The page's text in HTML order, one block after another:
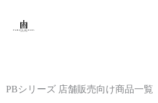
プPBシリーズ 店舗販売向け商品一覧